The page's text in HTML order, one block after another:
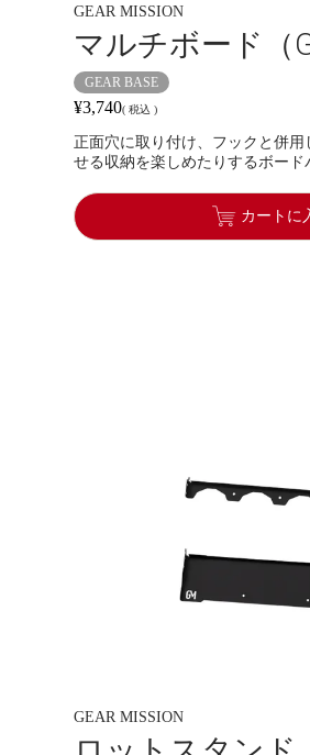
GEAR MISSION
マルチボード（
GEAR BASE
¥3,740 税込
正面穴に取り付け、フックと併
せる収納を楽しめたりするボード
カートに
GEAR MISSION